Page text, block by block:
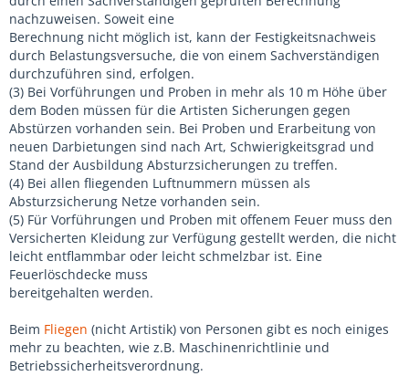
nachzuweisen. Soweit eine
Berechnung nicht möglich ist, kann der Festigkeitsnachweis
durch Belastungsversuche, die von einem Sachverständigen
durchzuführen sind, erfolgen.
(3) Bei Vorführungen und Proben in mehr als 10 m Höhe über
dem Boden müssen für die Artisten Sicherungen gegen
Abstürzen vorhanden sein. Bei Proben und Erarbeitung von
neuen Darbietungen sind nach Art, Schwierigkeitsgrad und
Stand der Ausbildung Absturzsicherungen zu treffen.
(4) Bei allen fliegenden Luftnummern müssen als
Absturzsicherung Netze vorhanden sein.
(5) Für Vorführungen und Proben mit offenem Feuer muss den
Versicherten Kleidung zur Verfügung gestellt werden, die nicht
leicht entflammbar oder leicht schmelzbar ist. Eine
Feuerlöschdecke muss
bereitgehalten werden.
Beim Fliegen (nicht Artistik) von Personen gibt es noch einiges
mehr zu beachten, wie z.B. Maschinenrichtlinie und
Betriebssicherheitsverordnung.